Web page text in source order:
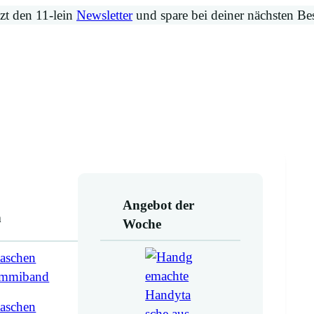
den 11-lein Newsletterund spare bei deiner nächsten
Angebot der
Woche